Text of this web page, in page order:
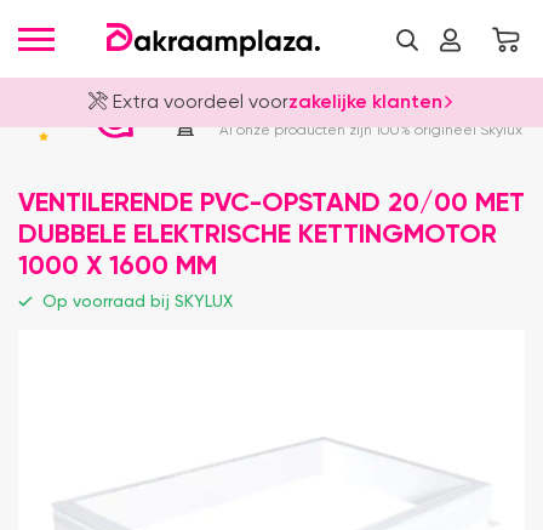
Extra voordeel voorzakelijke klanten
Officieel Skylux Dealer
Al onze producten zijn 100% origineel Skylux
VENTILERENDE PVC-OPSTAND 20/00 MET
DUBBELE ELEKTRISCHE KETTINGMOTOR
1000 X 1600 MM
Op voorraad bij SKYLUX